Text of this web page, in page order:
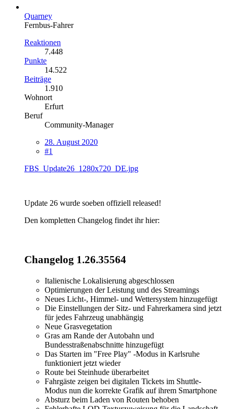
Quarney
Fernbus-Fahrer
Reaktionen
7.448
Punkte
14.522
Beiträge
1.910
Wohnort
Erfurt
Beruf
Community-Manager
28. August 2020
#1
FBS_Update26_1280x720_DE.jpg
Update 26 wurde soeben offiziell released!
Den kompletten Changelog findet ihr hier:
Changelog 1.26.35564
Italienische Lokalisierung abgeschlossen
Optimierungen der Leistung und des Streamings
Neues Licht-, Himmel- und Wettersystem hinzugefügt
Die Einstellungen der Sitz- und Fahrerkamera sind jetzt
für jedes Fahrzeug unabhängig
Neue Grasvegetation
Gras am Rande der Autobahn und
Bundesstraßenabschnitte hinzugefügt
Das Starten im "Free Play" -Modus in Karlsruhe
funktioniert jetzt wieder
Route bei Steinhude überarbeitet
Fahrgäste zeigen bei digitalen Tickets im Shuttle-
Modus nun die korrekte Grafik auf ihrem Smartphone
Absturz beim Laden von Routen behoben